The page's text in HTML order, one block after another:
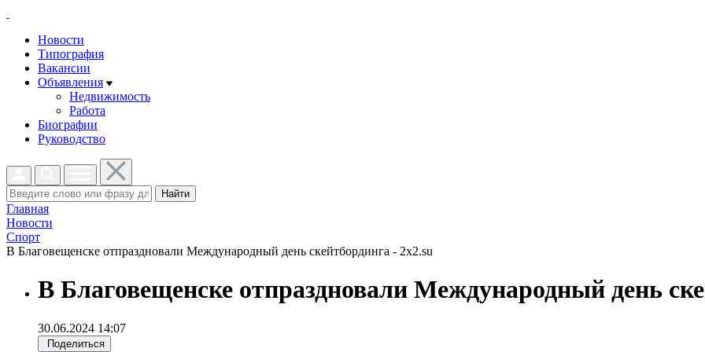
Новости
Типография
Вакансии
Объявления
Недвижимость
Работа
Биографии
Руководство
Найти
Главная
Новости
Спорт
В Благовещенске отпраздновали Международный день скейтбординга - 2x2.su
В Благовещенске отпраздновали Международный день
30.06.2024 14:07
Поделиться